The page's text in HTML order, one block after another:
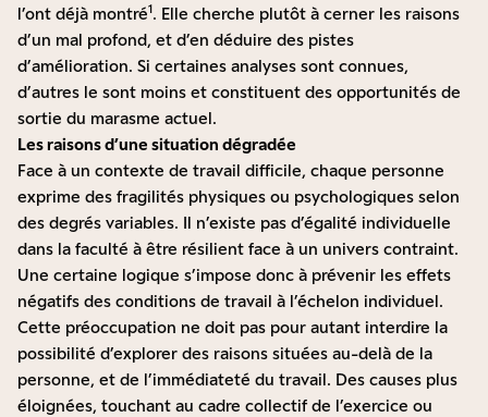
l’ont déjà montré1. Elle cherche plutôt à cerner les raisons
d’un mal profond, et d’en déduire des pistes
d’amélioration. Si certaines analyses sont connues,
d’autres le sont moins et constituent des opportunités de
sortie du marasme actuel.
Les raisons d’une situation dégradée
Face à un contexte de travail difficile, chaque personne
exprime des fragilités physiques ou psychologiques selon
des degrés variables. Il n’existe pas d’égalité individuelle
dans la faculté à être résilient face à un univers contraint.
Une certaine logique s’impose donc à prévenir les effets
négatifs des conditions de travail à l’échelon individuel.
Cette préoccupation ne doit pas pour autant interdire la
possibilité d’explorer des raisons situées au-delà de la
personne, et de l’immédiateté du travail. Des causes plus
éloignées, touchant au cadre collectif de l’exercice ou